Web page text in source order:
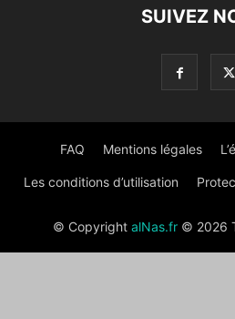
SUIVEZ
FAQ Mentions légales
Les conditions d’utilisation
© Copyright alNas.fr© 2026